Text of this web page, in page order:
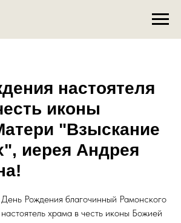
настоятеля
иконы
"Взыскание
иерея Андрея
Рождения благочинный Рамонского
храма в честь иконы Божией